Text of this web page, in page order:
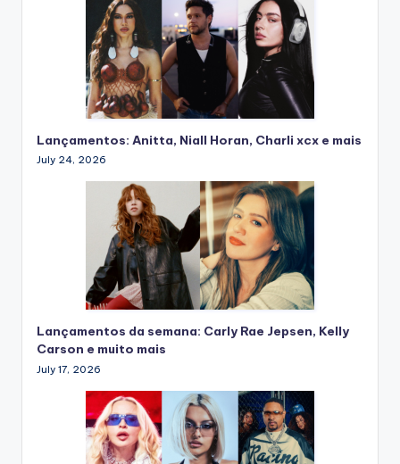
Lançamentos: Anitta, Niall Horan, Charli xcx e mais
July 24, 2026
Lançamentos da semana: Carly Rae Jepsen, Kelly
Carson e muito mais
July 17, 2026